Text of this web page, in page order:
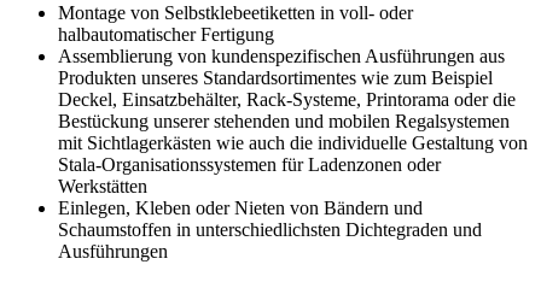
Montage von Selbstklebeetiketten in voll- oder
halbautomatischer Fertigung
Assemblierung von kundenspezifischen Ausführungen aus
Produkten unseres Standardsortimentes wie zum Beispiel
Deckel, Einsatzbehälter, Rack-Systeme, Printorama oder die
Bestückung unserer stehenden und mobilen Regalsystemen
mit Sichtlagerkästen wie auch die individuelle Gestaltung von
Stala-Organisationssystemen für Ladenzonen oder
Werkstätten
Einlegen, Kleben oder Nieten von Bändern und
Schaumstoffen in unterschiedlichsten Dichtegraden und
Ausführungen